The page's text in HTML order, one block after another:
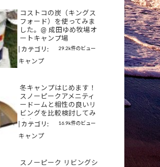
コストコの炭（キングス
フォード）を使ってみま
した。@ 成田ゆめ牧場オ
ートキャンプ場
29.2k件のビュー
カテゴリ:
キャンプ
冬キャンプはじめます！
スノーピークアメニティ
ードームと相性の良いリ
ビングを比較検討してみ
ます
16.9k件のビュー
カテゴリ:
キャンプ
スノーピーク リビングシ